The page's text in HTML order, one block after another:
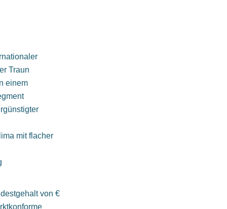
Traun
einem
mit flacher
von €